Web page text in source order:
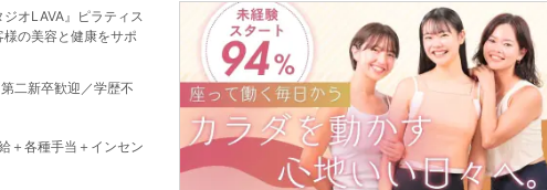
オLAVA』ピラティス
の美容と健康をサポ
二新卒歓迎／学歴不
＋各種手当＋インセン